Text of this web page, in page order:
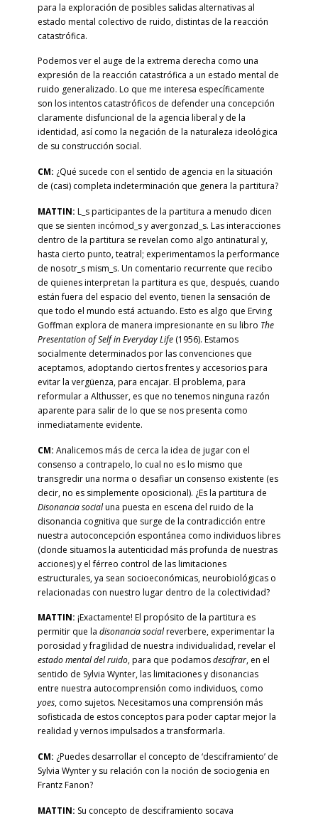
para la exploración de posibles salidas alternativas al
estado mental colectivo de ruido, distintas de la reacción
catastrófica.
Podemos ver el auge de la extrema derecha como una
expresión de la reacción catastrófica a un estado mental de
ruido generalizado. Lo que me interesa específicamente
son los intentos catastróficos de defender una concepción
claramente disfuncional de la agencia liberal y de la
identidad, así como la negación de la naturaleza ideológica
de su construcción social.
CM: ¿Qué sucede con el sentido de agencia en la situación
de (casi) completa indeterminación que genera la partitura?
MATTIN: L_s participantes de la partitura a menudo dicen
que se sienten incómod_s y avergonzad_s. Las interacciones
dentro de la partitura se revelan como algo antinatural y,
hasta cierto punto, teatral; experimentamos la performance
de nosotr_s mism_s. Un comentario recurrente que recibo
de quienes interpretan la partitura es que, después, cuando
están fuera del espacio del evento, tienen la sensación de
que todo el mundo está actuando. Esto es algo que Erving
Goffman explora de manera impresionante en su libro The
Presentation of Self in Everyday Life(1956). Estamos
socialmente determinados por las convenciones que
aceptamos, adoptando ciertos frentes y accesorios para
evitar la vergüenza, para encajar. El problema, para
reformular a Althusser, es que no tenemos ninguna razón
aparente para salir de lo que se nos presenta como
inmediatamente evidente.
CM: Analicemos más de cerca la idea de jugar con el
consenso a contrapelo, lo cual no es lo mismo que
transgredir una norma o desafiar un consenso existente (es
decir, no es simplemente oposicional). ¿Es la partitura de
Disonancia socialuna puesta en escena del ruido de la
disonancia cognitiva que surge de la contradicción entre
nuestra autoconcepción espontánea como individuos libres
(donde situamos la autenticidad más profunda de nuestras
acciones) y el férreo control de las limitaciones
estructurales, ya sean socioeconómicas, neurobiológicas o
relacionadas con nuestro lugar dentro de la colectividad?
MATTIN: ¡Exactamente! El propósito de la partitura es
permitir que la disonancia socialreverbere, experimentar la
porosidad y fragilidad de nuestra individualidad, revelar el
estado mental del ruido, para que podamosdescifrar, en el
sentido de Sylvia Wynter, las limitaciones y disonancias
entre nuestra autocomprensión como individuos, como
yoes, como sujetos. Necesitamos una comprensión más
sofisticada de estos conceptos para poder captar mejor la
realidad y vernos impulsados a transformarla.
CM: ¿Puedes desarrollar el concepto de ‘desciframiento’ de
Sylvia Wynter y su relación con la noción de sociogenia en
Frantz Fanon?
MATTIN: Su concepto de desciframiento socava